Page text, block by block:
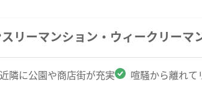
リーマンション・ウィークリーマ
近隣に公園や商店街が充実 喧騒から離れて